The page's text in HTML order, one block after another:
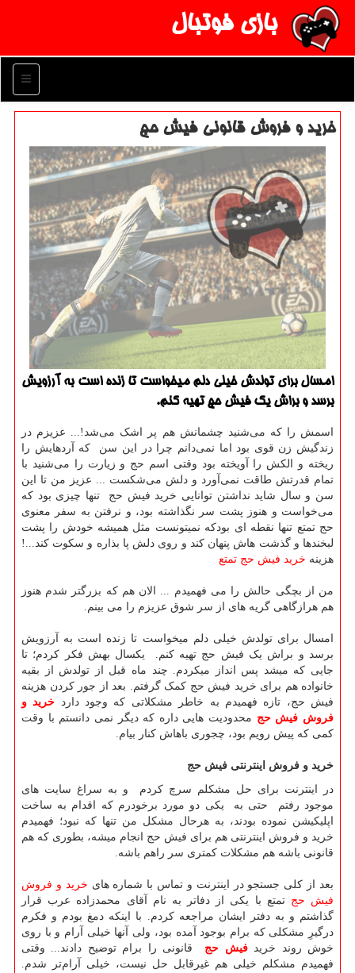
بازی فوتبال
منو
خرید و فروش قانونی فیش حج
امسال برای تولدش خیلی دلم میخواست تا زنده است به آرزویش
برسد و براش یك فیش حج تهیه كنم.
اسمش را که می‌شنید چشمانش هم پر اشک می‌شد!... عزیزم در
زندگیش زن قوی بود اما نمی‌دانم چرا در این سن که آردهایش را
ریخته و الکش را آویخته بود وقتی اسم حج و زیارت را می‌شنید با
تمام قدرتش طاقت نمی‌آورد و دلش می‌شکست ... عزیز من تا این
سن و سال شاید نداشتن توانایی خرید فیش حج تنها چیزی بود که
می‌خواست و هنوز پشت سر نگذاشته بود، و نرفتن به سفر معنوی
حج تمتع تنها نقطه ای بودکه نمیتونست مثل همیشه خودش را پشت
لبخندها و گذشت هاش پنهان کند و روی دلش پا بذاره و سکوت کند...!
هزینه خرید فیش حج تمتع
من از بچگی حالش را می فهمیدم ... الان هم که بزرگتر شدم هنوز
هم هرازگاهی گریه های از سر شوق عزیزم را می بینم.
امسال برای تولدش خیلی دلم میخواست تا زنده است به آرزویش
برسد و براش یک فیش حج تهیه کنم. یکسال بهش فکر کردم؛ تا
جایی که میشد پس انداز میکردم. چند ماه قبل از تولدش از بقیه
خانواده هم برای خرید فیش حج کمک گرفتم. بعد از جور کردن هزینه
فیش حج، تازه فهمیدم به خاطر مشکلاتی که وجود دارد خرید و
فروش فیش حج محدودیت هایی داره که دیگر نمی دانستم با وقت
کمی که پیش رویم بود، چجوری باهاش کنار بیام.
خرید و فروش اینترنتی فیش حج
در اینترنت برای حل مشکلم سرچ کردم و به سراغ سایت های
موجود رفتم حتی به یکی دو مورد برخودرم که اقدام به ساخت
اپلیکیشن نموده بودند، به هرحال مشکل من تنها که نبود؛ فهمیدم
خرید و فروش اینترنتی هم برای فیش حج انجام میشه، بطوری که هم
قانونی باشه هم مشکلات کمتری سر راهم باشه.
بعد از کلی جستجو در اینترنت و تماس با شماره های خرید و فروش
فیش حج تمتع با یکی از دفاتر به نام آقای محمدزاده عرب قرار
گذاشتم و به دفتر ایشان مراجعه کردم. با اینکه دمغ بودم و فکرم
درگیرِ مشکلی که برام بوجود آمده بود، ولی آنها خیلی آرام و با روی
خوش روند خریدفیش حج قانونی را برام توضیح دادند... وقتی
فهمیدم مشکلم خیلی هم غیرقابل حل نیست، خیلی آرام‌تر شدم.